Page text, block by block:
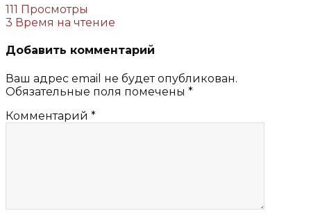
111 Просмотры
3 Время на чтение
Добавить комментарий
Ваш адрес email не будет опубликован.
Обязательные поля помечены *
Комментарий *